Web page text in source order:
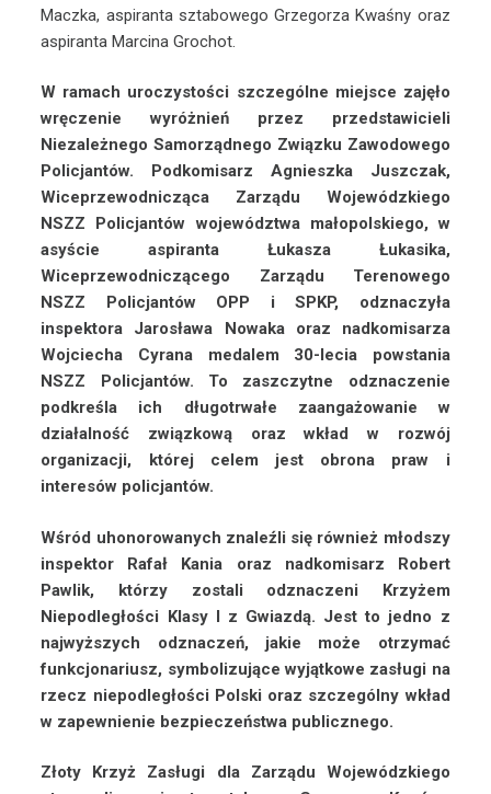
Maczka, aspiranta sztabowego Grzegorza Kwaśny oraz
aspiranta Marcina Grochot.
W ramach uroczystości szczególne miejsce zajęło
wręczenie wyróżnień przez przedstawicieli
Niezależnego Samorządnego Związku Zawodowego
Policjantów. Podkomisarz Agnieszka Juszczak,
Wiceprzewodnicząca Zarządu Wojewódzkiego
NSZZ Policjantów województwa małopolskiego, w
asyście aspiranta Łukasza Łukasika,
Wiceprzewodniczącego Zarządu Terenowego
NSZZ Policjantów OPP i SPKP, odznaczyła
inspektora Jarosława Nowaka oraz nadkomisarza
Wojciecha Cyrana medalem 30-lecia powstania
NSZZ Policjantów. To zaszczytne odznaczenie
podkreśla ich długotrwałe zaangażowanie w
działalność związkową oraz wkład w rozwój
organizacji, której celem jest obrona praw i
interesów policjantów.
Wśród uhonorowanych znaleźli się również młodszy
inspektor Rafał Kania oraz nadkomisarz Robert
Pawlik, którzy zostali odznaczeni Krzyżem
Niepodległości Klasy I z Gwiazdą. Jest to jedno z
najwyższych odznaczeń, jakie może otrzymać
funkcjonariusz, symbolizujące wyjątkowe zasługi na
rzecz niepodległości Polski oraz szczególny wkład
w zapewnienie bezpieczeństwa publicznego.
Złoty Krzyż Zasługi dla Zarządu Wojewódzkiego